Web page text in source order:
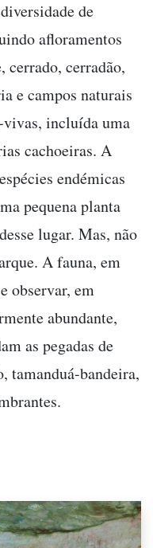
de
afloramentos
cerrado, cerradão,
e campos naturais
vivas, incluída uma
cachoeiras. A
endémicas
pequena planta
lugar. Mas, não
A fauna, em
observar, em
abundante,
as pegadas de
tamanduá-bandeira,